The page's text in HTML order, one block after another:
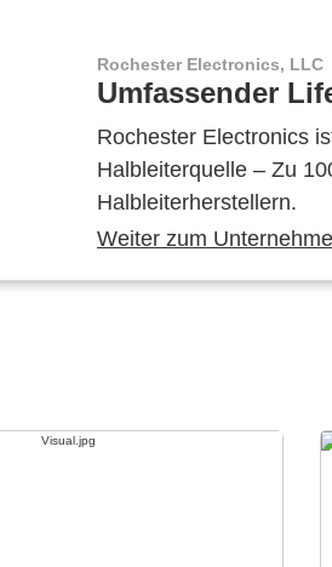
Rochester Electronics, LLC
Umfassender
Rochester Electronics
Halbleiterquelle – Zu
Halbleiterherstellern.
Weiter zum